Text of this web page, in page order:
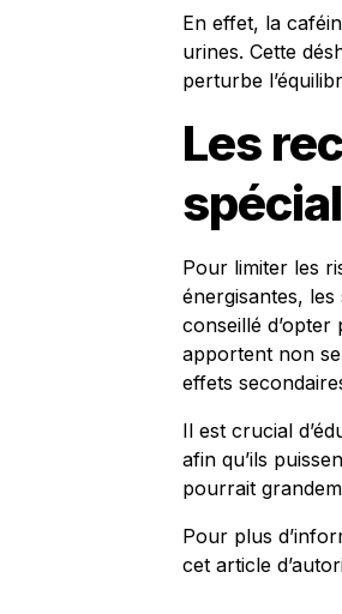
En effet, la
urines. Cette
perturbe
Les
Pour limiter les
énergisantes,
conseillé
apportent non
effets
Il est crucial
afin qu’ils
pourrait
Pour plus
cet article